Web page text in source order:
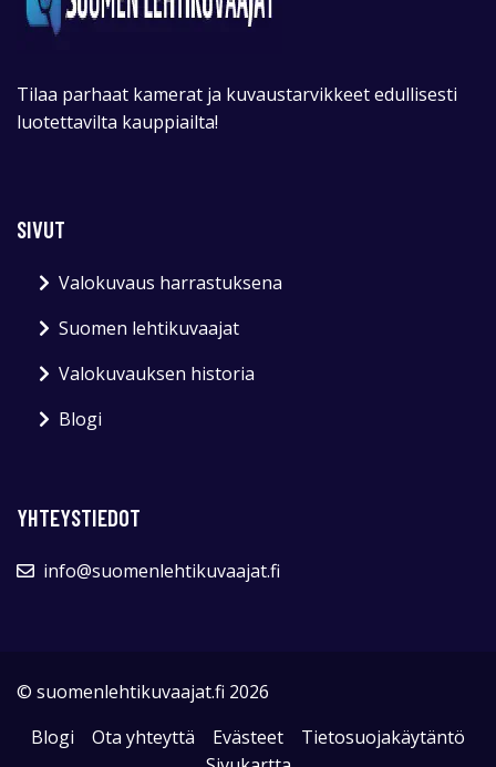
Tilaa parhaat kamerat ja kuvaustarvikkeet edullisesti
luotettavilta kauppiailta!
SIVUT
Valokuvaus harrastuksena
Suomen lehtikuvaajat
Valokuvauksen historia
Blogi
YHTEYSTIEDOT
info@suomenlehtikuvaajat.fi
© suomenlehtikuvaajat.fi 2026
Blogi
Ota yhteyttä Evästeet
Tietosuojakäytäntö